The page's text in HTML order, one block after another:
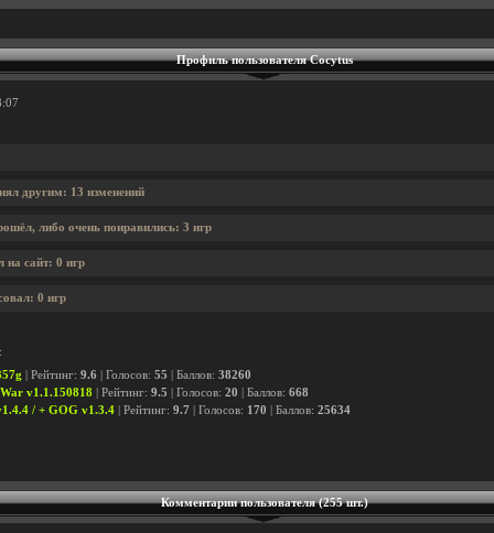
Профиль пользователя Cocytus
другим: 13 изменений
либо очень понравились: 3 игр
на сайт: 0 игр
0 игр
| Рейтинг: 9.6 | Голосов: 55 | Баллов: 38260
v1.1.150818 | Рейтинг: 9.5 | Голосов: 20 | Баллов: 668
/ + GOG v1.3.4 | Рейтинг: 9.7 | Голосов: 170 | Баллов: 25634
Комментарии пользователя (255 шт.)